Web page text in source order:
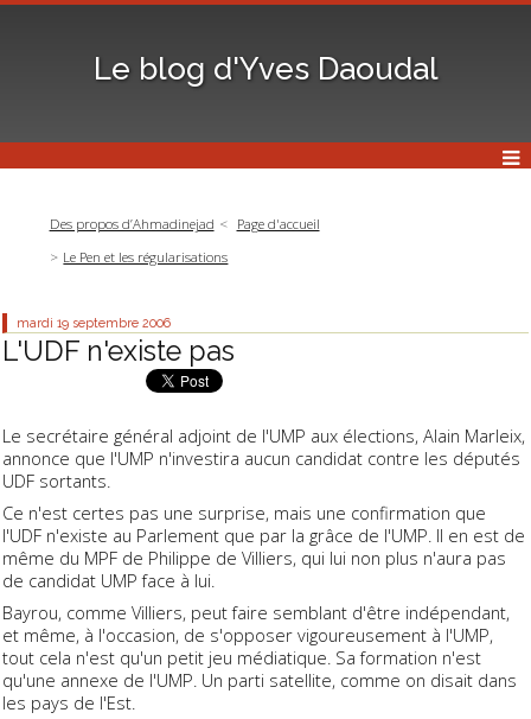
Le blog d'Yves Daoudal
Des propos d’Ahmadinejad
Page d'accueil
Le Pen et les régularisations
mardi 19 septembre 2006
L'UDF n'existe pas
Le secrétaire général adjoint de l'UMP aux élections, Alain Marleix,
annonce que l'UMP n'investira aucun candidat contre les députés
UDF sortants.
Ce n'est certes pas une surprise, mais une confirmation que
l'UDF n'existe au Parlement que par la grâce de l'UMP. Il en est de
même du MPF de Philippe de Villiers, qui lui non plus n'aura pas
de candidat UMP face à lui.
Bayrou, comme Villiers, peut faire semblant d'être indépendant,
et même, à l'occasion, de s'opposer vigoureusement à l'UMP,
tout cela n'est qu'un petit jeu médiatique. Sa formation n'est
qu'une annexe de l'UMP. Un parti satellite, comme on disait dans
les pays de l'Est.